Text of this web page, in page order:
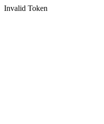
Invalid Token